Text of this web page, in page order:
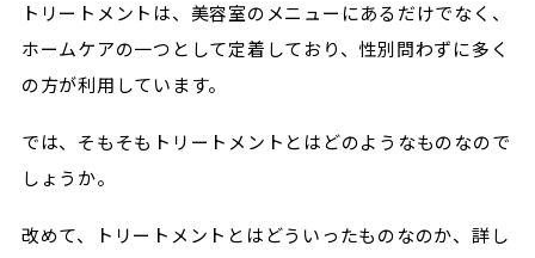
トリートメントは、美容室のメニューにあるだけでなく、
ホームケアの一つとして定着しており、性別問わずに多く
の方が利用しています。
では、そもそもトリートメントとはどのようなものなので
しょうか。
改めて、トリートメントとはどういったものなのか、詳し